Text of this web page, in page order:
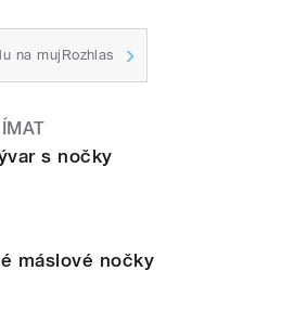
na mujRozhlas
s nočky
máslové nočky